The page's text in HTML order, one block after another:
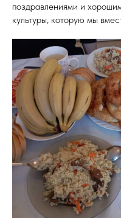
поздравлениями и
культуры, которую мы